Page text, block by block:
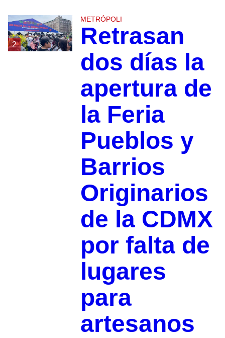
2
METRÓPOLI
Retrasan
dos días la
apertura de
la Feria
Pueblos y
Barrios
Originarios
de la CDMX
por falta de
lugares
para
artesanos